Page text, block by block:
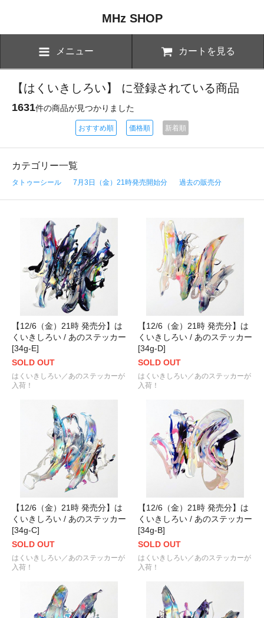
MHz SHOP
メニュー カートを見る
【はくいきしろい】 に登録されている商品
1631件の商品が見つかりました
おすすめ順 価格順 新着順
カテゴリー一覧
タトゥーシール 7月3日（金）21時発売開始分 過去の販売分
【12/6（金）21時 発売分】は
くいきしろい / あのステッカー
[34g-E]
SOLD OUT
はくいきしろい／あのステッカーが
入荷！
【12/6（金）21時 発売分】は
くいきしろい / あのステッカー
[34g-D]
SOLD OUT
はくいきしろい／あのステッカーが
入荷！
【12/6（金）21時 発売分】は
くいきしろい / あのステッカー
[34g-C]
SOLD OUT
はくいきしろい／あのステッカーが
入荷！
【12/6（金）21時 発売分】は
くいきしろい / あのステッカー
[34g-B]
SOLD OUT
はくいきしろい／あのステッカーが
入荷！